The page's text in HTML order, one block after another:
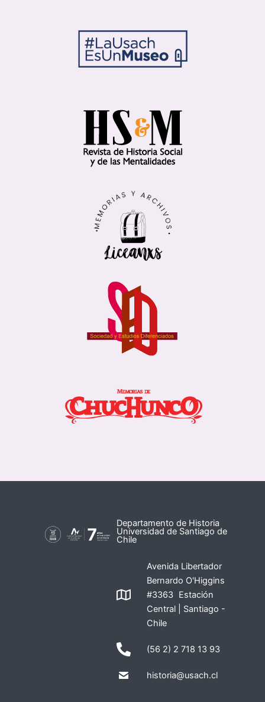
Departamento de Historia
Universidad de Santiago de
Chile
Avenida Libertador
Bernardo O'Higgins
#3363 Estación
Central | Santiago -
Chile
(56 2) 2 718 13 93
historia@usach.cl